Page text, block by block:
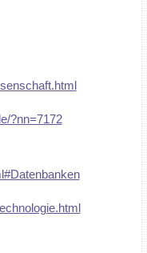
?nn=7172